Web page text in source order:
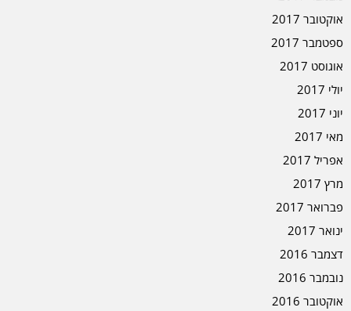
אוקטובר 2017
ספטמבר 2017
אוגוסט 2017
יולי 2017
יוני 2017
מאי 2017
אפריל 2017
מרץ 2017
פברואר 2017
ינואר 2017
דצמבר 2016
נובמבר 2016
אוקטובר 2016